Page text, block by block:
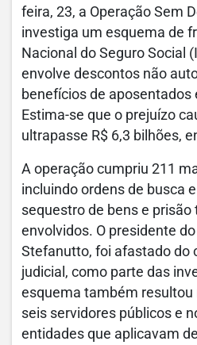
feira, 23, a Operação Sem
investiga um esquema de
Nacional do Seguro Social
envolve descontos não
benefícios de aposentados
Estima-se que o prejuízo
ultrapasse R$ 6,3 bilhões,
A operação cumpriu 211
incluindo ordens de busca
sequestro de bens e prisão
envolvidos. O presidente
Stefanutto, foi afastado do
judicial, como parte das
esquema também
seis servidores públicos e
entidades que aplicavam